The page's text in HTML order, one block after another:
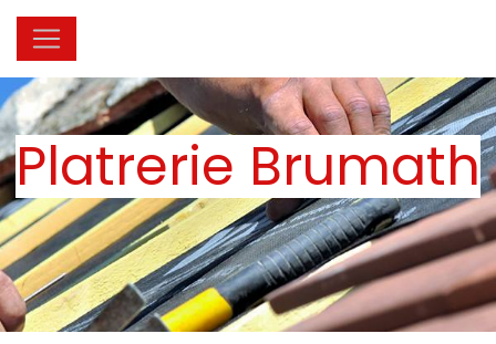
Platrerie Brumath
Panneau de gestion des cookies